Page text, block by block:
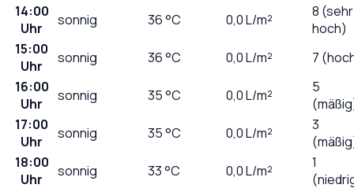
14:00
Uhr
sonnig 36°C 0,0L/m²
8 (sehr
hoch)
15:00
Uhr
sonnig 36°C 0,0L/m²
7
16:00
Uhr
sonnig 35°C 0,0L/m²
5
17:00
Uhr
sonnig 35°C 0,0L/m²
3
18:00
Uhr
sonnig 33°C 0,0L/m²
1